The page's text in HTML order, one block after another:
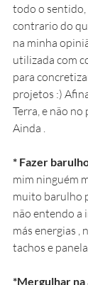
todo o sentido,
contrario do
na minha
utilizada com
para
projetos :)
Terra, e não no
Ainda .
* Fazer
mim ninguém
muito barulho
não entendo a
más energias ,
tachos e
*Mergulhar na